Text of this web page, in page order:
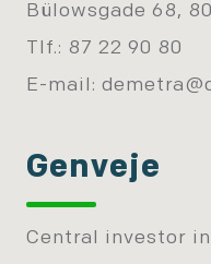
Bülowsgade 68,
Tlf.: 87 22 90 80
E-mail:
Genveje
Central investor